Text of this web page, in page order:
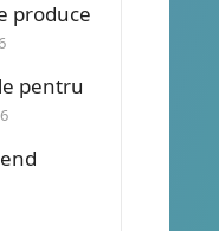
produce
pentru